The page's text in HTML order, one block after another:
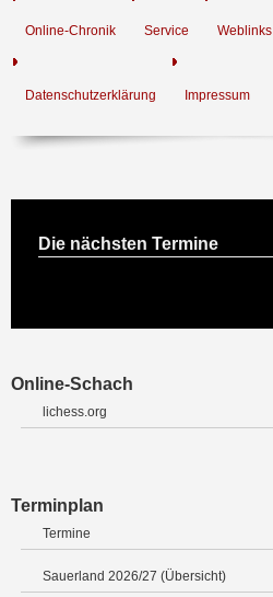
Online-Chronik Service Weblinks
Datenschutzerklärung Impressum
Die nächsten Termine
Online-Schach
lichess.org
Terminplan
Termine
Sauerland 2026/27 (Übersicht)